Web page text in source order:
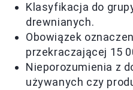
Klasyfikacja do
drewnianych.
Obowiązek
przekraczającej 15
Nieporozumienia z
używanych czy